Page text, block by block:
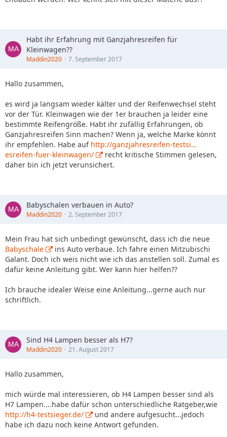
Habt ihr Erfahrung mit Ganzjahresreifen für
Kleinwagen??
Maddin2020 7. September 2017
Hallo zusammen,
es wird ja langsam wieder kälter und der Reifenwechsel steht
vor der Tür. Kleinwagen wie der 1er brauchen ja leider eine
bestimmte Reifengröße. Habt ihr zufällig Erfahrungen, ob
Ganzjahresreifen Sinn machen? Wenn ja, welche Marke könnt
ihr empfehlen. Habe auf http://ganzjahresreifen-testsi…
esreifen-fuer-kleinwagen/
recht kritische Stimmen gelesen,
daher bin ich jetzt verunsichert.
Babyschalen verbauen in Auto?
Maddin2020 2. September 2017
Mein Frau hat sich unbedingt gewünscht, dass ich die neue
Babyschale
ins Auto verbaue. Ich fahre einen Mitzubischi
Galant. Doch ich weis nicht wie ich das anstellen soll. Zumal es
dafür keine Anleitung gibt. Wer kann hier helfen??
Ich brauche idealer Weise eine Anleitung...gerne auch nur
schriftlich.
Sind H4 Lampen besser als H7?
Maddin2020 21. August 2017
Hallo zusammen,
mich würde mal interessieren, ob H4 Lampen besser sind als
H7 Lampen....habe dafür schon unterschiedliche Ratgeber,wie
http://h4-testsieger.de/
und andere aufgesucht...jedoch
habe ich dazu noch keine Antwort gefunden.